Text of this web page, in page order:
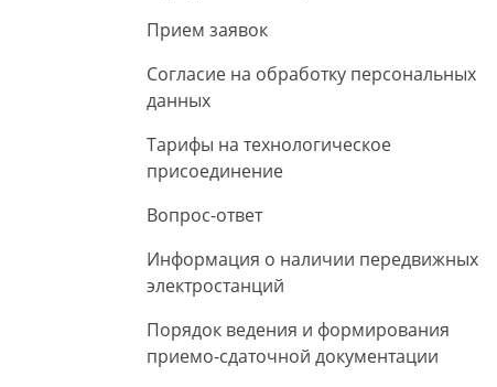
Прием заявок
Согласие на обработку персональных
данных
Тарифы на технологическое
присоединение
Вопрос-ответ
Информация о наличии передвижных
электростанций
Порядок ведения и формирования
приемо-сдаточной документации